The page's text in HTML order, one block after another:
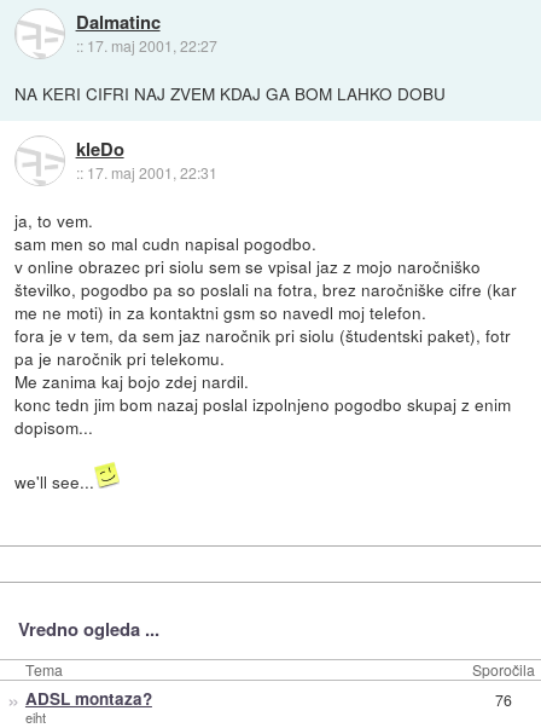
Dalmatinc
:: 17. maj 2001, 22:27
NA KERI CIFRI NAJ ZVEM KDAJ GA BOM LAHKO DOBU
kleDo
:: 17. maj 2001, 22:31
ja, to vem.
sam men so mal cudn napisal pogodbo.
v online obrazec pri siolu sem se vpisal jaz z mojo naročniško
številko, pogodbo pa so poslali na fotra, brez naročniške cifre (kar
me ne moti) in za kontaktni gsm so navedl moj telefon.
fora je v tem, da sem jaz naročnik pri siolu (študentski paket), fotr
pa je naročnik pri telekomu.
Me zanima kaj bojo zdej nardil.
konc tedn jim bom nazaj poslal izpolnjeno pogodbo skupaj z enim
dopisom...
we'll see...
Vredno ogleda ...
Tema Sporočila
» ADSL montaza?
eiht
76